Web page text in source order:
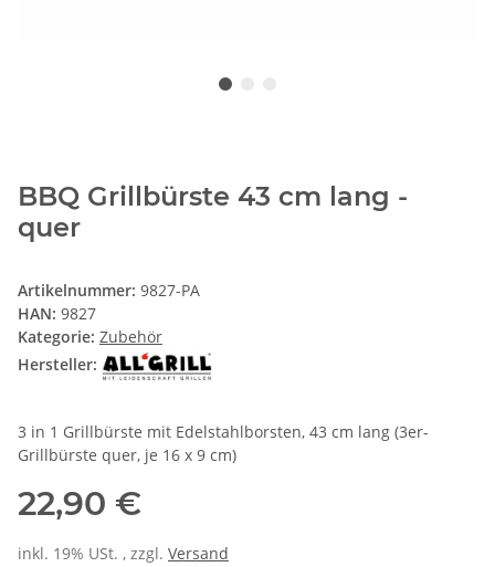
BBQ Grillbürste 43 cm lang -
quer
Artikelnummer: 9827-PA
HAN: 9827
Kategorie: Zubehör
Hersteller:
3 in 1 Grillbürste mit Edelstahlborsten, 43 cm lang (3er-
Grillbürste quer, je 16 x 9 cm)
22,90 €
inkl. 19% USt. , zzgl. Versand